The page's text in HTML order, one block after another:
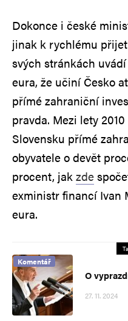
Dokonce i české
jinak k rychlému
svých stránkách
eura, že učiní Česko
přímé zahraniční
pravda. Mezi lety
Slovensku přímé
obyvatele o devět
procent, jakzde
exministr financí Ivan
eura.
Komentář
O
27. 11. 2024